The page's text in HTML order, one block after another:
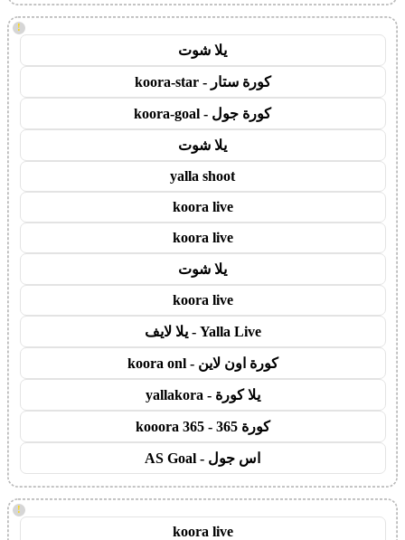
!
يلا شوت
كورة ستار - koora-star
كورة جول - koora-goal
يلا شوت
yalla shoot
koora live
koora live
يلا شوت
koora live
Yalla Live - يلا لايف
كورة اون لاين - koora onl
يلا كورة - yallakora
كورة 365 - kooora 365
اس جول - AS Goal
!
koora live